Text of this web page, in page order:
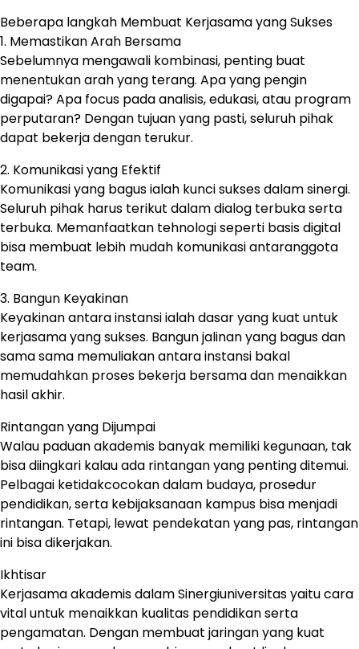
Beberapa langkah Membuat Kerjasama yang Sukses
1. Memastikan Arah Bersama
Sebelumnya mengawali kombinasi, penting buat
menentukan arah yang terang. Apa yang pengin
digapai? Apa focus pada analisis, edukasi, atau program
perputaran? Dengan tujuan yang pasti, seluruh pihak
dapat bekerja dengan terukur.
2. Komunikasi yang Efektif
Komunikasi yang bagus ialah kunci sukses dalam sinergi.
Seluruh pihak harus terikut dalam dialog terbuka serta
terbuka. Memanfaatkan tehnologi seperti basis digital
bisa membuat lebih mudah komunikasi antaranggota
team.
3. Bangun Keyakinan
Keyakinan antara instansi ialah dasar yang kuat untuk
kerjasama yang sukses. Bangun jalinan yang bagus dan
sama sama memuliakan antara instansi bakal
memudahkan proses bekerja bersama dan menaikkan
hasil akhir.
Rintangan yang Dijumpai
Walau paduan akademis banyak memiliki kegunaan, tak
bisa diingkari kalau ada rintangan yang penting ditemui.
Pelbagai ketidakcocokan dalam budaya, prosedur
pendidikan, serta kebijaksanaan kampus bisa menjadi
rintangan. Tetapi, lewat pendekatan yang pas, rintangan
ini bisa dikerjakan.
Ikhtisar
Kerjasama akademis dalam Sinergiuniversitas yaitu cara
vital untuk menaikkan kualitas pendidikan serta
pengamatan. Dengan membuat jaringan yang kuat